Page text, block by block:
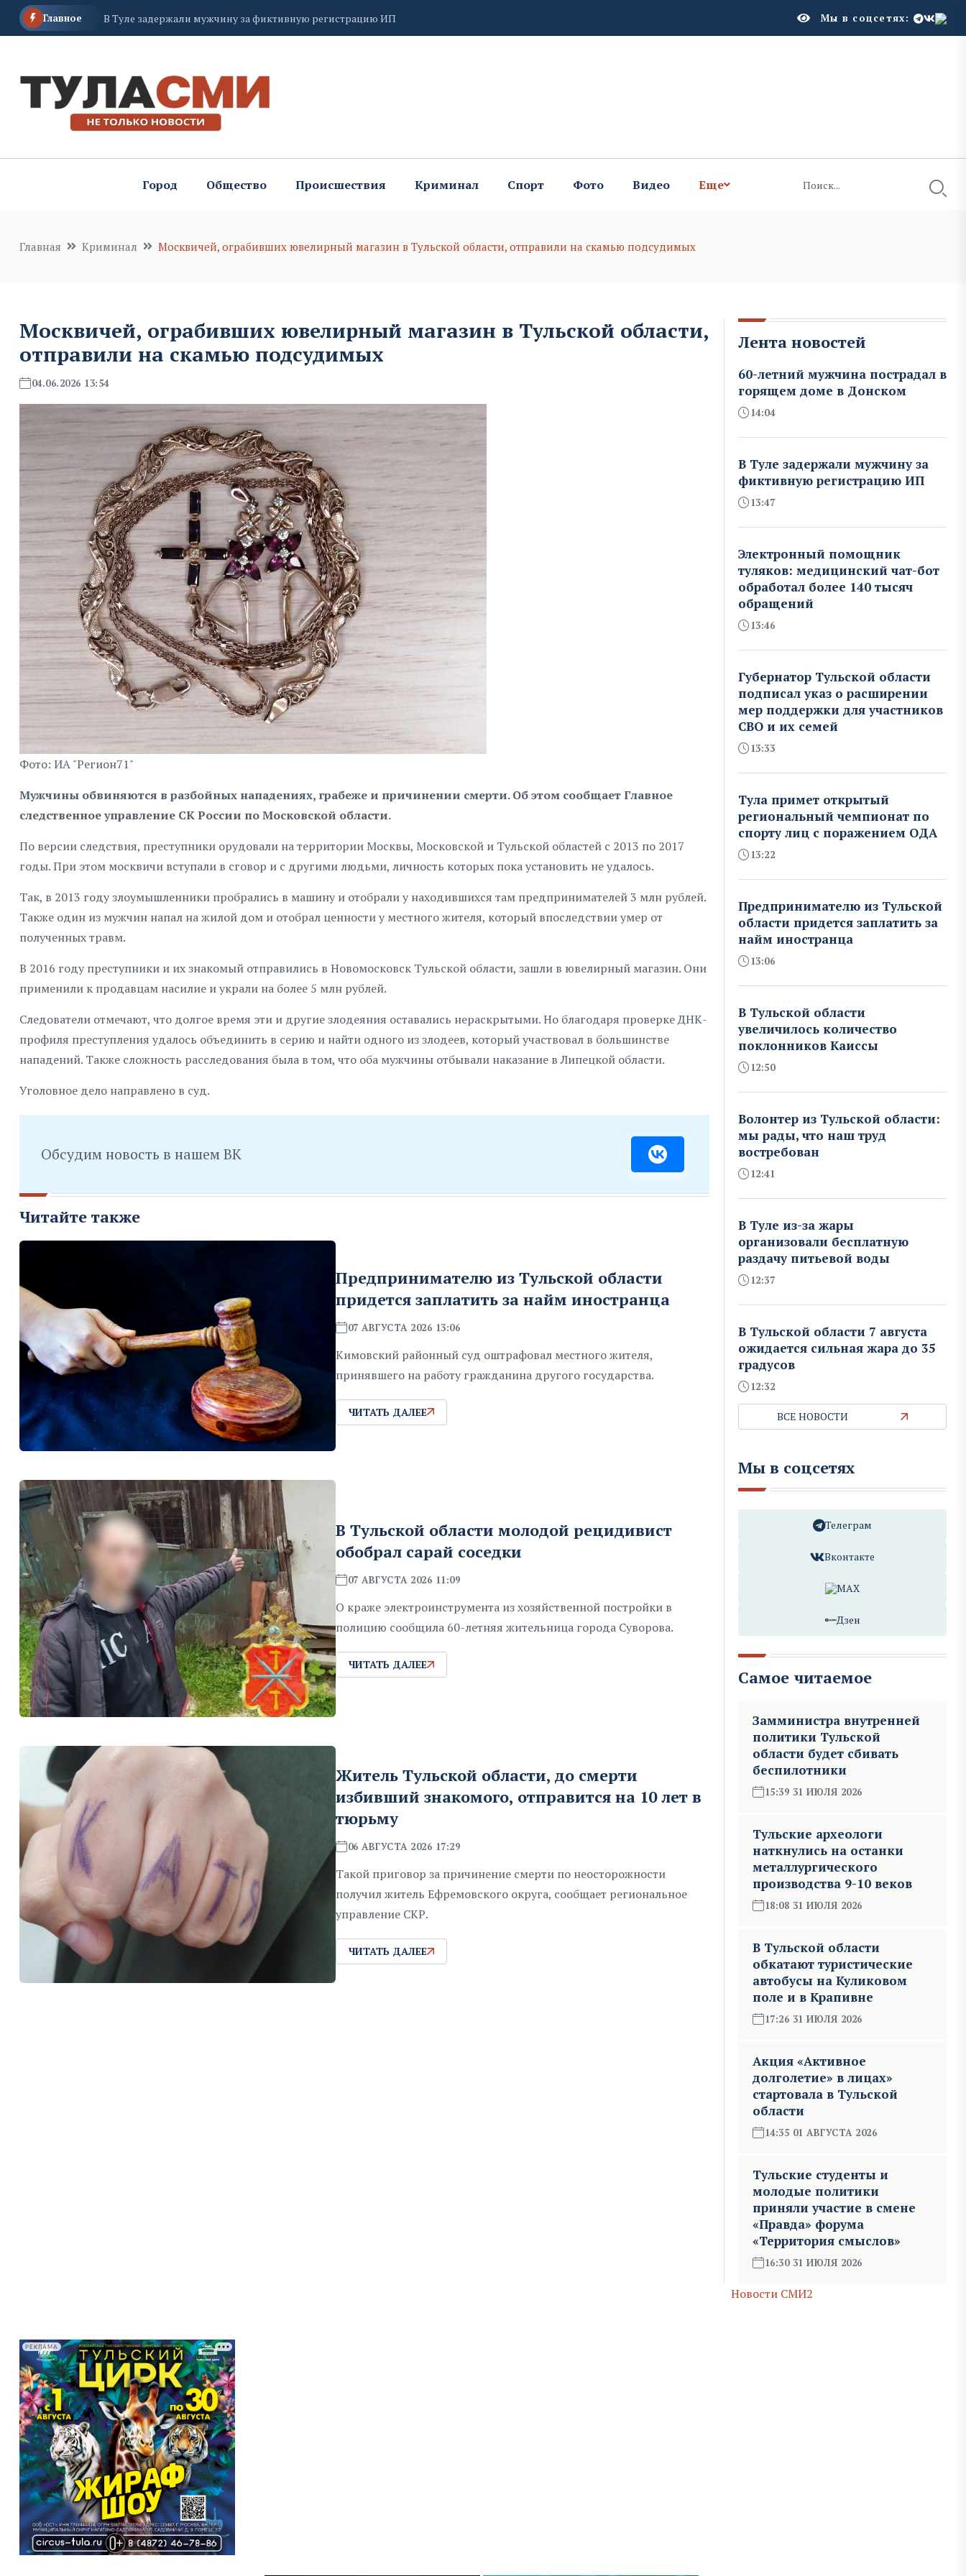
Главное Электронный помощник туляков: медицинский чат-бот обработал более 140 тысяч обращений Мы в соцсетях:
Город Общество Происшествия Криминал Спорт Фото Видео Еще
Главная Криминал Москвичей, ограбивших ювелирный магазин в Тульской области, отправили на скамью подсудимых
Москвичей, ограбивших ювелирный магазин в Тульской области,
отправили на скамью подсудимых
04.06.2026 13:54
Фото: ИА "Регион71"
Мужчины обвиняются в разбойных нападениях, грабеже и причинении смерти. Об этом сообщает Главное
следственное управление СК России по Московской области.
По версии следствия, преступники орудовали на территории Москвы, Московской и Тульской областей с 2013 по 2017
годы. При этом москвичи вступали в сговор и с другими людьми, личность которых пока установить не удалось.
Так, в 2013 году злоумышленники пробрались в машину и отобрали у находившихся там предпринимателей 3 млн рублей.
Также один из мужчин напал на жилой дом и отобрал ценности у местного жителя, который впоследствии умер от
полученных травм.
В 2016 году преступники и их знакомый отправились в Новомосковск Тульской области, зашли в ювелирный магазин. Они
применили к продавцам насилие и украли на более 5 млн рублей.
Следователи отмечают, что долгое время эти и другие злодеяния оставались нераскрытыми. Но благодаря проверке ДНК-
профиля преступления удалось объединить в серию и найти одного из злодеев, который участвовал в большинстве
нападений. Также сложность расследования была в том, что оба мужчины отбывали наказание в Липецкой области.
Уголовное дело направлено в суд.
Обсудим новость в нашем ВК
Читайте также
Предпринимателю из Тульской области
придется заплатить за найм иностранца
07 АВГУСТА 2026 13:06
Кимовский районный суд оштрафовал местного жителя,
принявшего на работу гражданина другого государства.
ЧИТАТЬ ДАЛЕЕ
В Тульской области молодой рецидивист
обобрал сарай соседки
07 АВГУСТА 2026 11:09
О краже электроинструмента из хозяйственной постройки в
полицию сообщила 60-летняя жительница города Суворова.
ЧИТАТЬ ДАЛЕЕ
Житель Тульской области, до смерти
избивший знакомого, отправится на 10 лет в
тюрьму
06 АВГУСТА 2026 17:29
Такой приговор за причинение смерти по неосторожности
получил житель Ефремовского округа, сообщает региональное
управление СКР.
ЧИТАТЬ ДАЛЕЕ
Лента новостей
60-летний мужчина пострадал в
горящем доме в Донском
14:04
В Туле задержали мужчину за
фиктивную регистрацию ИП
13:47
Электронный помощник
туляков: медицинский чат-бот
обработал более 140 тысяч
обращений
13:46
Губернатор Тульской области
подписал указ о расширении
мер поддержки для участников
СВО и их семей
13:33
Тула примет открытый
региональный чемпионат по
спорту лиц с поражением ОДА
13:22
Предпринимателю из Тульской
области придется заплатить за
найм иностранца
13:06
В Тульской области
увеличилось количество
поклонников Каиссы
12:50
Волонтер из Тульской области:
мы рады, что наш труд
востребован
12:41
В Туле из-за жары
организовали бесплатную
раздачу питьевой воды
12:37
В Тульской области 7 августа
ожидается сильная жара до 35
градусов
12:32
ВСЕ НОВОСТИ
Мы в соцсетях
Телеграм
Вконтакте
MAX
Дзен
Самое читаемое
Замминистра внутренней
политики Тульской
области будет сбивать
беспилотники
15:39 31 ИЮЛЯ 2026
Тульские археологи
наткнулись на останки
металлургического
производства 9-10 веков
18:08 31 ИЮЛЯ 2026
В Тульской области
обкатают туристические
автобусы на Куликовом
поле и в Крапивне
17:26 31 ИЮЛЯ 2026
Акция «Активное
долголетие» в лицах»
стартовала в Тульской
области
14:35 01 АВГУСТА 2026
Тульские студенты и
молодые политики
приняли участие в смене
«Правда» форума
«Территория смыслов»
16:30 31 ИЮЛЯ 2026
Новости СМИ2
РЕКЛАМА